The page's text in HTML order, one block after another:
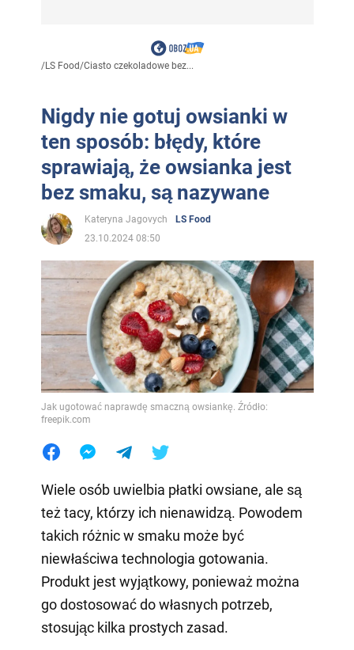
/LS Food/Ciasto czekoladowe bez...
Nigdy nie gotuj owsianki w
ten sposób: błędy, które
sprawiają, że owsianka jest
bez smaku, są nazywane
Kateryna Jagovych
LS Food
23.10.2024 08:50
Jak ugotować naprawdę smaczną owsiankę. Źródło:
freepik.com
Wiele osób uwielbia płatki owsiane, ale są
też tacy, którzy ich nienawidzą. Powodem
takich różnic w smaku może być
niewłaściwa technologia gotowania.
Produkt jest wyjątkowy, ponieważ można
go dostosować do własnych potrzeb,
stosując kilka prostych zasad.